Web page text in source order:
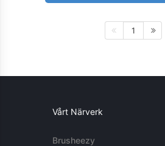
1
Vårt Närverk
Brusheezy